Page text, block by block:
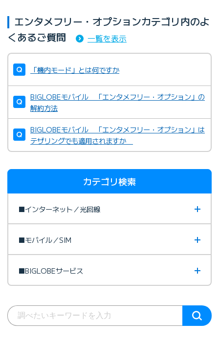
エンタメフリー・オプションカテゴリ内のよ
くあるご質問
一覧を表示
「機内モード」とは何ですか
BIGLOBEモバイル 「エンタメフリー・オプション」の
解約方法
BIGLOBEモバイル 「エンタメフリー・オプション」は
テザリングでも適用されますか
カテゴリ検索
■インターネット／光回線
■モバイル／SIM
■BIGLOBEサービス